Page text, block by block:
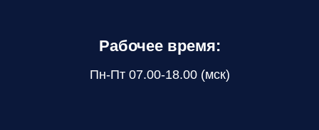
Пн-Пт 07.00-18.00 (мск)
Рабочее время: